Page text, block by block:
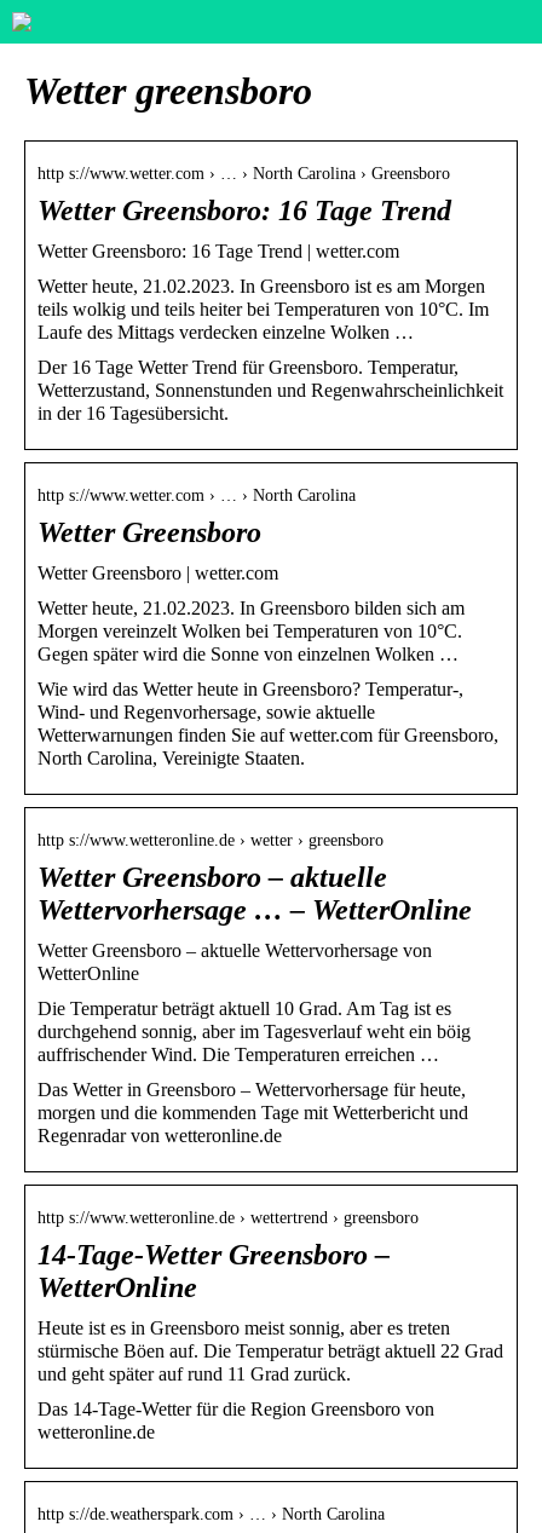
Wetter greensboro
http s://www.wetter.com › … › North Carolina › Greensboro
Wetter Greensboro: 16 Tage Trend
Wetter Greensboro: 16 Tage Trend | wetter.com
Wetter heute, 21.02.2023. In Greensboro ist es am Morgen
teils wolkig und teils heiter bei Temperaturen von 10°C. Im
Laufe des Mittags verdecken einzelne Wolken …
Der 16 Tage Wetter Trend für Greensboro. Temperatur,
Wetterzustand, Sonnenstunden und Regenwahrscheinlichkeit
in der 16 Tagesübersicht.
http s://www.wetter.com › … › North Carolina
Wetter Greensboro
Wetter Greensboro | wetter.com
Wetter heute, 21.02.2023. In Greensboro bilden sich am
Morgen vereinzelt Wolken bei Temperaturen von 10°C.
Gegen später wird die Sonne von einzelnen Wolken …
Wie wird das Wetter heute in Greensboro? Temperatur-,
Wind- und Regenvorhersage, sowie aktuelle
Wetterwarnungen finden Sie auf wetter.com für Greensboro,
North Carolina, Vereinigte Staaten.
http s://www.wetteronline.de › wetter › greensboro
Wetter Greensboro – aktuelle
Wettervorhersage … – WetterOnline
Wetter Greensboro – aktuelle Wettervorhersage von
WetterOnline
Die Temperatur beträgt aktuell 10 Grad. Am Tag ist es
durchgehend sonnig, aber im Tagesverlauf weht ein böig
auffrischender Wind. Die Temperaturen erreichen …
Das Wetter in Greensboro – Wettervorhersage für heute,
morgen und die kommenden Tage mit Wetterbericht und
Regenradar von wetteronline.de
http s://www.wetteronline.de › wettertrend › greensboro
14-Tage-Wetter Greensboro –
WetterOnline
Heute ist es in Greensboro meist sonnig, aber es treten
stürmische Böen auf. Die Temperatur beträgt aktuell 22 Grad
und geht später auf rund 11 Grad zurück.
Das 14-Tage-Wetter für die Region Greensboro von
wetteronline.de
http s://de.weatherspark.com › … › North Carolina